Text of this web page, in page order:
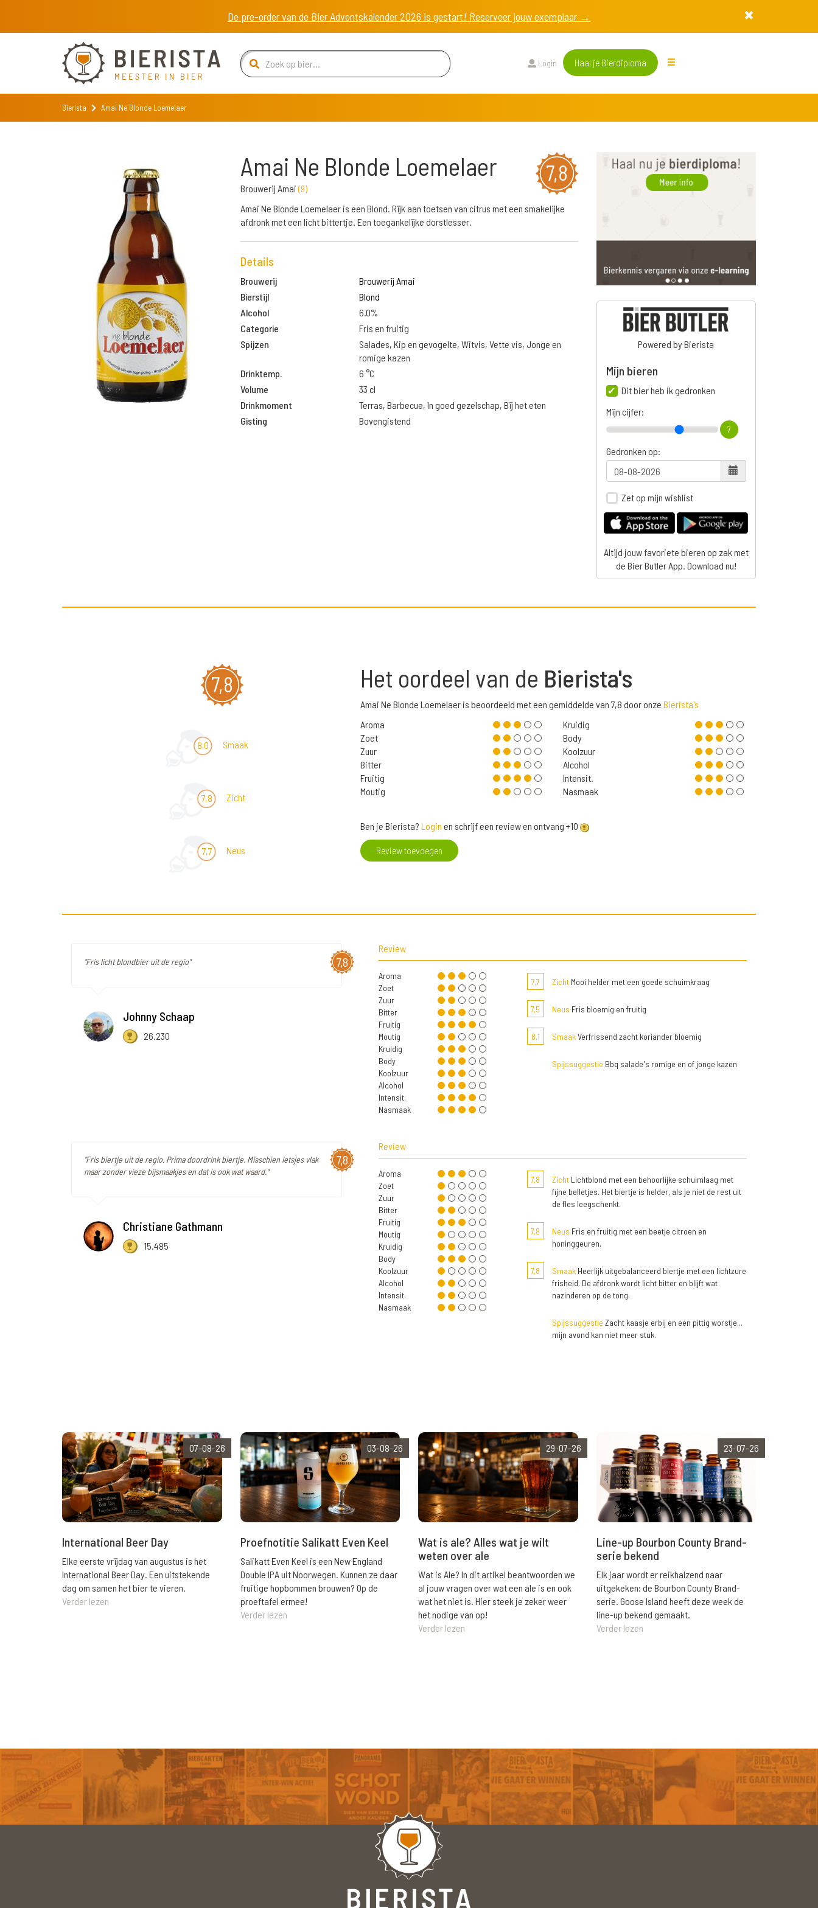
De pre-order van de Bier Adventskalender 2026 is gestart! Reserveer jouw exemplaar →
Login Haal je Bierdiploma
Bierista Amai Ne Blonde Loemelaer
7,8
Amai Ne Blonde Loemelaer
Brouwerij Amai(9)
Amai Ne Blonde Loemelaer is een Blond. Rijk aan toetsen van citrus met een smakelijke
afdronk met een licht bittertje. Een toegankelijke dorstlesser.
Details
Brouwerij
Brouwerij Amai
Bierstijl
Blond
Alcohol
6.0%
Categorie
Fris en fruitig
Spijzen
Salades, Kip en gevogelte, Witvis, Vette vis, Jonge en
romige kazen
Drinktemp.
6 °C
Volume
33 cl
Drinkmoment
Terras, Barbecue, In goed gezelschap, Bij het eten
Gisting
Bovengistend
Powered by Bierista
Mijn bieren
Dit bier heb ik gedronken
Mijn cijfer:
7
Gedronken op:
Zet op mijn wishlist
Altijd jouw favoriete bieren op zak met
de Bier Butler App. Download nu!
7,8
8,0 Smaak
7,8 Zicht
7,7 Neus
Het oordeel van de Bierista's
Amai Ne Blonde Loemelaer is beoordeeld met een gemiddelde van 7,8 door onze Bierista's
Aroma
Zoet
Zuur
Bitter
Fruitig
Moutig
Kruidig
Body
Koolzuur
Alcohol
Intensit.
Nasmaak
Ben je Bierista? Login en schrijf een review en ontvang +10
Review toevoegen
7,8
"Fris licht blondbier uit de regio"
Johnny Schaap
26.230
Review
Aroma
Zoet
Zuur
Bitter
Fruitig
Moutig
Kruidig
Body
Koolzuur
Alcohol
Intensit.
Nasmaak
7,7 ZichtMooi helder met een goede schuimkraag
7,5 Neus Fris bloemig en fruitig
8,1 SmaakVerfrissend zacht koriander bloemig
Spijssuggestie Bbq salade's romige en of jonge kazen
7,8
"Fris biertje uit de regio. Prima doordrink biertje. Misschien ietsjes vlak
maar zonder vieze bijsmaakjes en dat is ook wat waard."
Christiane Gathmann
15.485
Review
Aroma
Zoet
Zuur
Bitter
Fruitig
Moutig
Kruidig
Body
Koolzuur
Alcohol
Intensit.
Nasmaak
7,8 ZichtLichtblond met een behoorlijke schuimlaag met
fijne belletjes. Het biertje is helder, als je niet de rest uit
de fles leegschenkt.
7,8 Neus Fris en fruitig met een beetje citroen en
honinggeuren.
7,8 SmaakHeerlijk uitgebalanceerd biertje met een lichtzure
frisheid. De afdronk wordt licht bitter en blijft wat
nazinderen op de tong.
Spijssuggestie Zacht kaasje erbij en een pittig worstje...
mijn avond kan niet meer stuk.
07-08-26
International Beer Day
Elke eerste vrijdag van augustus is het
International Beer Day. Een uitstekende
dag om samen het bier te vieren.
Verder lezen
03-08-26
Proefnotitie Salikatt Even Keel
Salikatt Even Keel is een New England
Double IPA uit Noorwegen. Kunnen ze daar
fruitige hopbommen brouwen? Op de
proeftafel ermee!
Verder lezen
29-07-26
Wat is ale? Alles wat je wilt
weten over ale
Wat is Ale? In dit artikel beantwoorden we
al jouw vragen over wat een ale is en ook
wat het niet is. Hier steek je zeker weer
het nodige van op!
Verder lezen
23-07-26
Line-up Bourbon County Brand-
serie bekend
Elk jaar wordt er reikhalzend naar
uitgekeken: de Bourbon County Brand-
serie. Goose Island heeft deze week de
line-up bekend gemaakt.
Verder lezen